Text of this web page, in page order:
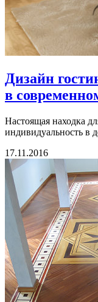
Дизайн
в
Настоящая находка
индивидуальность в
17.11.2016